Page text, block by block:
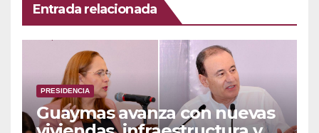
Entrada relacionada
PRESIDENCIA
Guaymas avanza con nuevas